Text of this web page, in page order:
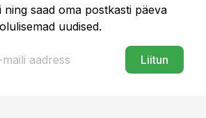
ning saad oma postkasti päeva
olulisemad uudised.
Liitun